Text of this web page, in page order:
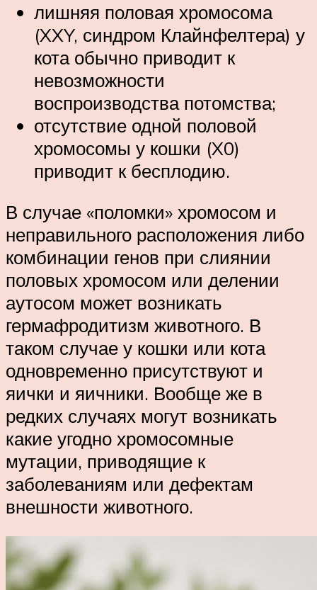
лишняя половая хромосома
(XXY, синдром Клайнфелтера) у
кота обычно приводит к
невозможности
воспроизводства потомства;
отсутствие одной половой
хромосомы у кошки (X0)
приводит к бесплодию.
В случае «поломки» хромосом и
неправильного расположения либо
комбинации генов при слиянии
половых хромосом или делении
аутосом может возникать
гермафродитизм животного. В
таком случае у кошки или кота
одновременно присутствуют и
яички и яичники. Вообще же в
редких случаях могут возникать
какие угодно хромосомные
мутации, приводящие к
заболеваниям или дефектам
внешности животного.